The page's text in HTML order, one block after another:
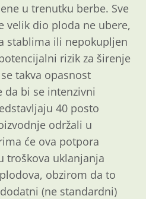
u trenutku berbe. Sve
velik dio ploda ne ubere,
stablima ili nepokupljen
rizik za širenje
takva opasnost
bi se intenzivni
40 posto
održali u
će ova potpora
troškova uklanjanja
obzirom da to
(ne standardni)